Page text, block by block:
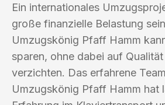
Ein internationales
große finanzielle Belastung
Umzugskönig Pfaff Hamm
sparen, ohne dabei auf
verzichten. Das erfahrene
Umzugskönig Pfaff Hamm hat